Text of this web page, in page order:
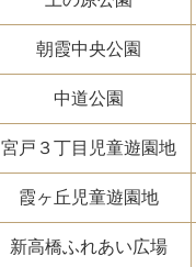
朝霞中央公園
中道公園
宮戸３丁目児童遊園地
霞ヶ丘児童遊園地
新高橋ふれあい広場